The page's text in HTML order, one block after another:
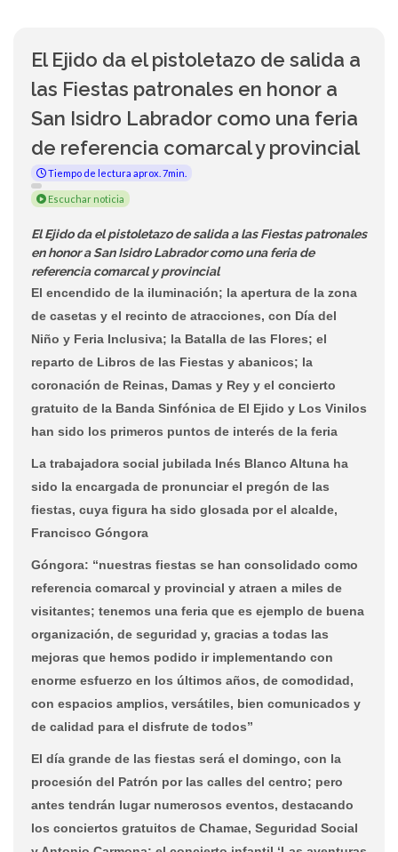
El Ejido da el pistoletazo de salida a
las Fiestas patronales en honor a
San Isidro Labrador como una feria
de referencia comarcal y provincial
Tiempo de lectura aprox. 7min.
Escuchar noticia
El Ejido da el pistoletazo de salida a las Fiestas patronales
en honor a San Isidro Labrador como una feria de
referencia comarcal y provincial
El encendido de la iluminación; la apertura de la zona
de casetas y el recinto de atracciones, con Día del
Niño y Feria Inclusiva; la Batalla de las Flores; el
reparto de Libros de las Fiestas y abanicos; la
coronación de Reinas, Damas y Rey y el concierto
gratuito de la Banda Sinfónica de El Ejido y Los Vinilos
han sido los primeros puntos de interés de la feria
La trabajadora social jubilada Inés Blanco Altuna ha
sido la encargada de pronunciar el pregón de las
fiestas, cuya figura ha sido glosada por el alcalde,
Francisco Góngora
Góngora: “nuestras fiestas se han consolidado como
referencia comarcal y provincial y atraen a miles de
visitantes; tenemos una feria que es ejemplo de buena
organización, de seguridad y, gracias a todas las
mejoras que hemos podido ir implementando con
enorme esfuerzo en los últimos años, de comodidad,
con espacios amplios, versátiles, bien comunicados y
de calidad para el disfrute de todos”
El día grande de las fiestas será el domingo, con la
procesión del Patrón por las calles del centro; pero
antes tendrán lugar numerosos eventos, destacando
los conciertos gratuitos de Chamae, Seguridad Social